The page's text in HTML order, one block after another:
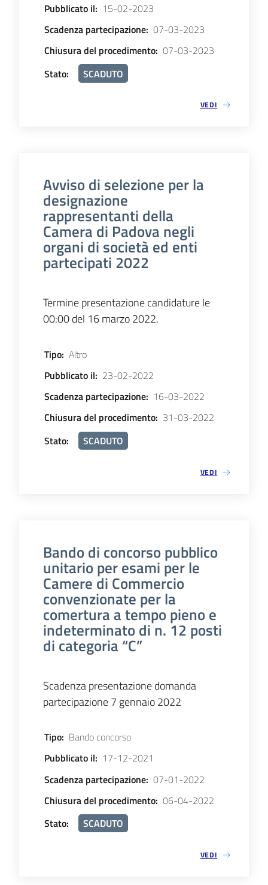
Pubblicato il: 15-02-2023
Scadenza partecipazione: 07-03-2023
Chiusura del procedimento: 07-03-2023
Stato: SCADUTO
VEDI
Avviso di selezione per la
designazione
rappresentanti della
Camera di Padova negli
organi di società ed enti
partecipati 2022
Termine presentazione candidature le
00:00 del 16 marzo 2022.
Tipo: Altro
Pubblicato il: 23-02-2022
Scadenza partecipazione: 16-03-2022
Chiusura del procedimento: 31-03-2022
Stato: SCADUTO
VEDI
Bando di concorso pubblico
unitario per esami per le
Camere di Commercio
convenzionate per la
comertura a tempo pieno e
indeterminato di n. 12 posti
di categoria “C”
Scadenza presentazione domanda
partecipazione 7 gennaio 2022
Tipo: Bando concorso
Pubblicato il: 17-12-2021
Scadenza partecipazione: 07-01-2022
Chiusura del procedimento: 06-04-2022
Stato: SCADUTO
VEDI